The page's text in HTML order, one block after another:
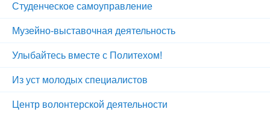
Студенческое самоуправление
Музейно-выставочная деятельность
Улыбайтесь вместе с Политехом!
Из уст молодых специалистов
Центр волонтерской деятельности